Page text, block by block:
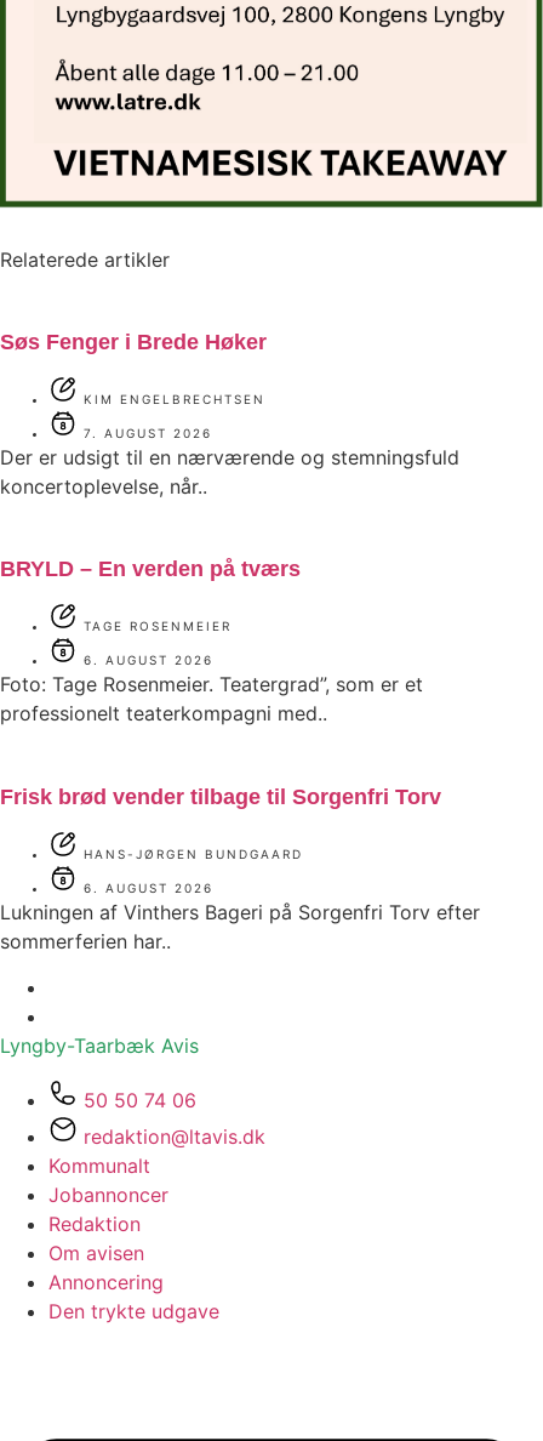
Relaterede artikler
Søs Fenger i Brede Høker
KIM ENGELBRECHTSEN
7. AUGUST 2026
Der er udsigt til en nærværende og stemningsfuld
koncertoplevelse, når..
BRYLD – En verden på tværs
TAGE ROSENMEIER
6. AUGUST 2026
Foto: Tage Rosenmeier. Teatergrad”, som er et
professionelt teaterkompagni med..
Frisk brød vender tilbage til Sorgenfri Torv
HANS-JØRGEN BUNDGAARD
6. AUGUST 2026
Lukningen af Vinthers Bageri på Sorgenfri Torv efter
sommerferien har..
Lyngby-Taarbæk Avis
50 50 74 06
redaktion@ltavis.dk
Kommunalt
Jobannoncer
Redaktion
Om avisen
Annoncering
Den trykte udgave